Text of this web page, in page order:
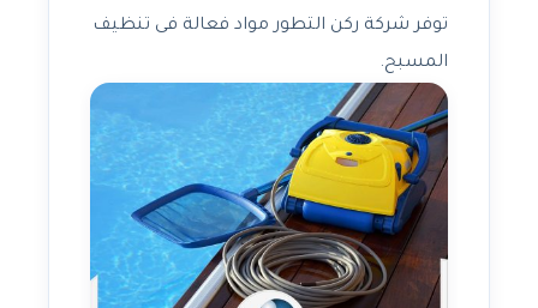
توفر شركة ركن التطور مواد فعالة فى تنظيف
المسبح.